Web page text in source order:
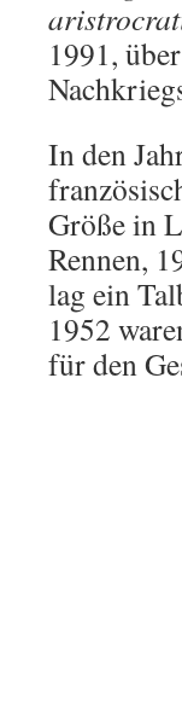
1991,
In den
Größe in
Rennen,
lag ein
1952
für den